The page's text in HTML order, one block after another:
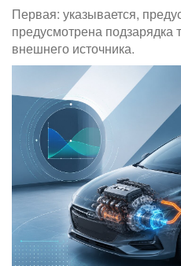
Первая: указывается,
предусмотрена подзарядка
внешнего источника.